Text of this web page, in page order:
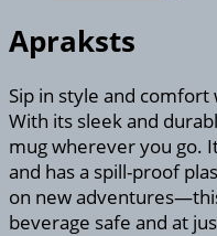
Apraksts
Sip in style and
With its sleek and
mug wherever you go.
and has a spill-proof
on new
beverage safe and at